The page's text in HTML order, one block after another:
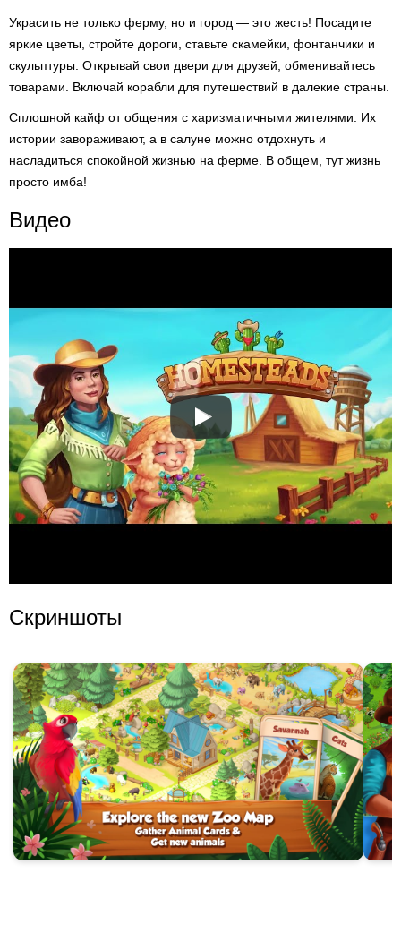
Украсить не только ферму, но и город — это жесть! Посадите
яркие цветы, стройте дороги, ставьте скамейки, фонтанчики и
скульптуры. Открывай свои двери для друзей, обменивайтесь
товарами. Включай корабли для путешествий в далекие страны.
Сплошной кайф от общения с харизматичными жителями. Их
истории завораживают, а в салуне можно отдохнуть и
насладиться спокойной жизнью на ферме. В общем, тут жизнь
просто имба!
Видео
Скриншоты